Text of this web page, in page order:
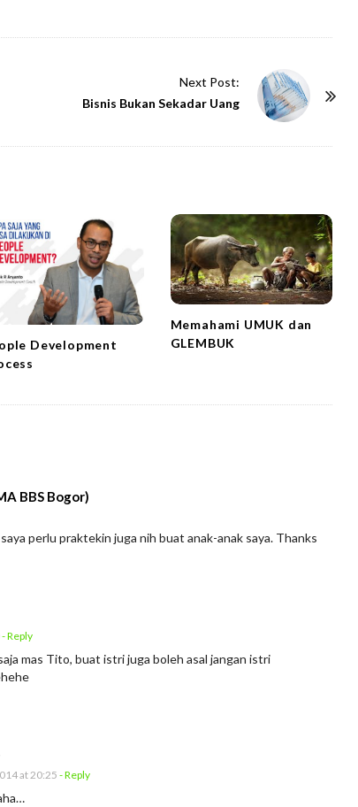
Next Post:
Bisnis Bukan Sekadar Uang
Development
Memahami UMUK dan
GLEMBUK
BBS Bogor)
perlu praktekin juga nih buat anak-anak saya. Thanks
- Reply
mas Tito, buat istri juga boleh asal jangan istri
at 20:25 - Reply